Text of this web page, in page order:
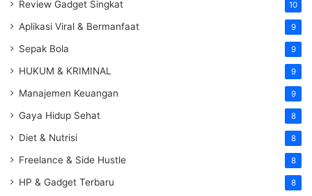
Review Gadget Singkat 10
Aplikasi Viral & Bermanfaat 9
Sepak Bola 9
HUKUM & KRIMINAL 9
Manajemen Keuangan 9
Gaya Hidup Sehat 8
Diet & Nutrisi 8
Freelance & Side Hustle 8
HP & Gadget Terbaru 8